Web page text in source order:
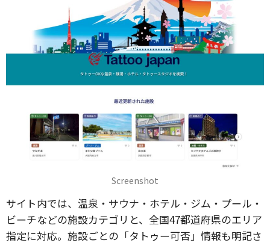
Screenshot
サイト内では、温泉・サウナ・ホテル・ジム・プール・
ビーチなどの施設カテゴリと、全国47都道府県のエリア
指定に対応。施設ごとの「タトゥー可否」情報も明記さ